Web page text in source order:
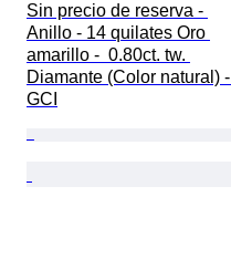
Sin precio de reserva -
Anillo - 14 quilates Oro
amarillo -  0.80ct. tw.
Diamante (Color natural) -
GCI